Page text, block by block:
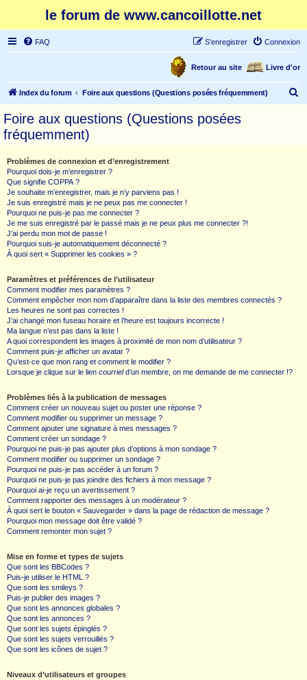
le forum de www.cancoillotte.net
FAQ Connexion
S’enregistrer
Livre d'or
Retour au site
Index du forum Foire aux questions (Questions posées fréquemment)
Foire aux questions (Questions posées
fréquemment)
Problèmes de connexion et d’enregistrement
Pourquoi dois-je m’enregistrer ?
Que signifie COPPA ?
Je souhaite m’enregistrer, mais je n’y parviens pas !
Je suis enregistré mais je ne peux pas me connecter !
Pourquoi ne puis-je pas me connecter ?
Je me suis enregistré par le passé mais je ne peux plus me connecter ?!
J’ai perdu mon mot de passe !
Pourquoi suis-je automatiquement déconnecté ?
À quoi sert « Supprimer les cookies » ?
Paramètres et préférences de l’utilisateur
Comment modifier mes paramètres ?
Comment empêcher mon nom d’apparaître dans la liste des membres connectés ?
Les heures ne sont pas correctes !
J’ai changé mon fuseau horaire et l’heure est toujours incorrecte !
Ma langue n’est pas dans la liste !
A quoi correspondent les images à proximité de mon nom d’utilisateur ?
Comment puis-je afficher un avatar ?
Qu’est-ce que mon rang et comment le modifier ?
Lorsque je clique sur le lien courrield’un membre, on me demande de me connecter !?
Problèmes liés à la publication de messages
Comment créer un nouveau sujet ou poster une réponse ?
Comment modifier ou supprimer un message ?
Comment ajouter une signature à mes messages ?
Comment créer un sondage ?
Pourquoi ne puis-je pas ajouter plus d’options à mon sondage ?
Comment modifier ou supprimer un sondage ?
Pourquoi ne puis-je pas accéder à un forum ?
Pourquoi ne puis-je pas joindre des fichiers à mon message ?
Pourquoi ai-je reçu un avertissement ?
Comment rapporter des messages à un modérateur ?
À quoi sert le bouton « Sauvegarder » dans la page de rédaction de message ?
Pourquoi mon message doit être validé ?
Comment remonter mon sujet ?
Mise en forme et types de sujets
Que sont les BBCodes ?
Puis-je utiliser le HTML ?
Que sont les smileys ?
Puis-je publier des images ?
Que sont les annonces globales ?
Que sont les annonces ?
Que sont les sujets épinglés ?
Que sont les sujets verrouillés ?
Que sont les icônes de sujet ?
Niveaux d’utilisateurs et groupes